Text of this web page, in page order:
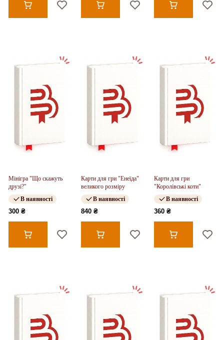
Мінігра "Що скажуть
друзі?"
В наявності
300 ₴
Карти для гри "Енеїда"
великого розміру
В наявності
840 ₴
Карти для гри
"Королівські коти"
В наявності
360 ₴